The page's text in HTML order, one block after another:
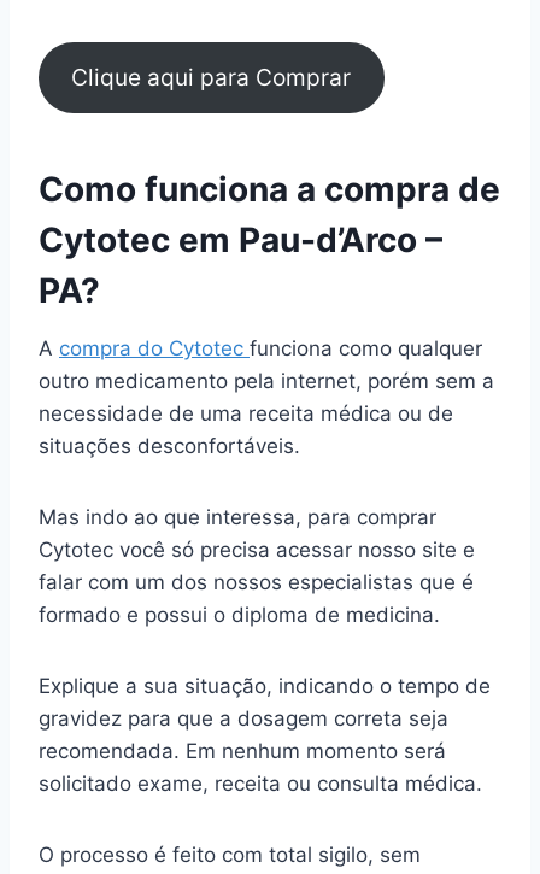
Clique aqui para Comprar
Como funciona a compra de
Cytotec em Pau-d’Arco –
PA?
A compra do Cytotec funciona como qualquer
outro medicamento pela internet, porém sem a
necessidade de uma receita médica ou de
situações desconfortáveis.
Mas indo ao que interessa, para comprar
Cytotec você só precisa acessar nosso site e
falar com um dos nossos especialistas que é
formado e possui o diploma de medicina.
Explique a sua situação, indicando o tempo de
gravidez para que a dosagem correta seja
recomendada. Em nenhum momento será
solicitado exame, receita ou consulta médica.
O processo é feito com total sigilo, sem